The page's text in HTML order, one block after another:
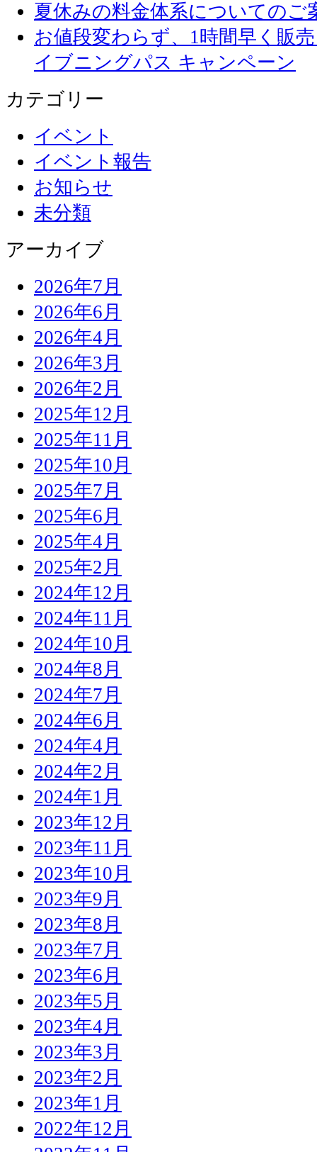
夏休みの料金体系についてのご
お値段変わらず、1
イブニングパス キャンペーン
カテゴリー
イベント
イベント報告
お知らせ
未分類
アーカイブ
2026年7月
2026年6月
2026年4月
2026年3月
2026年2月
2025年12月
2025年11月
2025年10月
2025年7月
2025年6月
2025年4月
2025年2月
2024年12月
2024年11月
2024年10月
2024年8月
2024年7月
2024年6月
2024年4月
2024年2月
2024年1月
2023年12月
2023年11月
2023年10月
2023年9月
2023年8月
2023年7月
2023年6月
2023年5月
2023年4月
2023年3月
2023年2月
2023年1月
2022年12月